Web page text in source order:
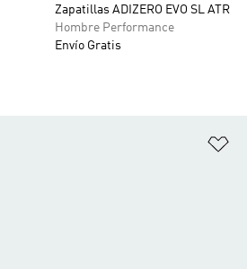
Zapatillas ADIZERO EVO SL ATR
Hombre Performance
Envío Gratis